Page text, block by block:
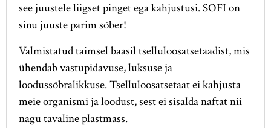
see juustele liigset pinget ega kahjustusi. SOFI on
sinu juuste parim sõber!
Valmistatud taimsel baasil tselluloosatsetaadist, mis
ühendab vastupidavuse, luksuse ja
loodussõbralikkuse. Tselluloosatsetaat ei kahjusta
meie organismi ja loodust, sest ei sisalda naftat nii
nagu tavaline plastmass.